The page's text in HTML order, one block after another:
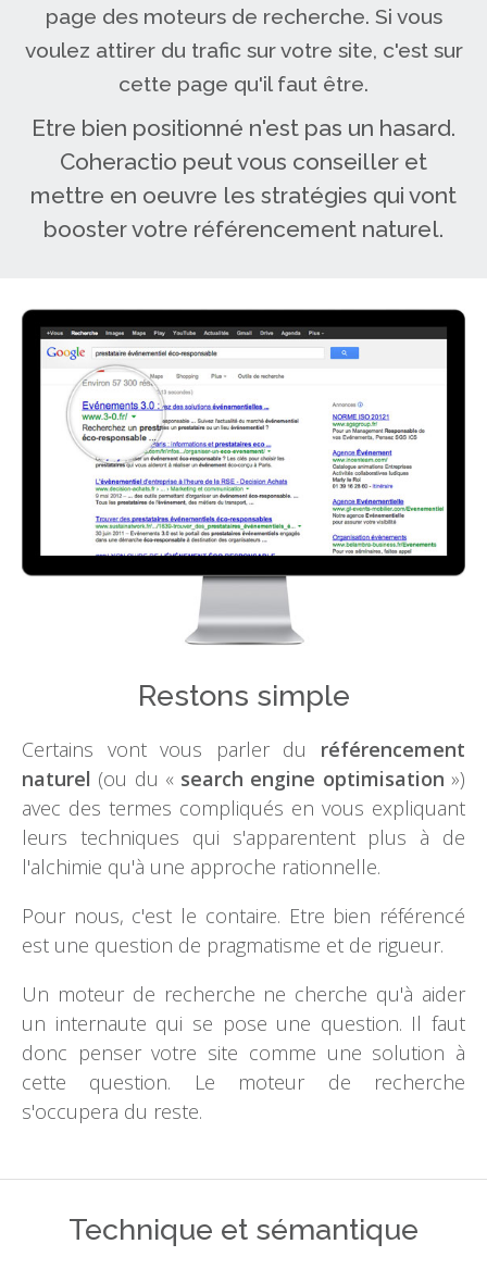
page des moteurs de recherche. Si vous
voulez attirer du trafic sur votre site, c'est sur
cette page qu'il faut être.
Etre bien positionné n'est pas un hasard.
Coheractio peut vous conseiller et
mettre en oeuvre les stratégies qui vont
booster votre référencement naturel.
Restons simple
Certains vont vous parler du référencement
naturel (ou du « search engine optimisation »)
avec des termes compliqués en vous expliquant
leurs techniques qui s'apparentent plus à de
l'alchimie qu'à une approche rationnelle.
Pour nous, c'est le contaire. Etre bien référencé
est une question de pragmatisme et de rigueur.
Un moteur de recherche ne cherche qu'à aider
un internaute qui se pose une question. Il faut
donc penser votre site comme une solution à
cette question. Le moteur de recherche
s'occupera du reste.
Technique et sémantique